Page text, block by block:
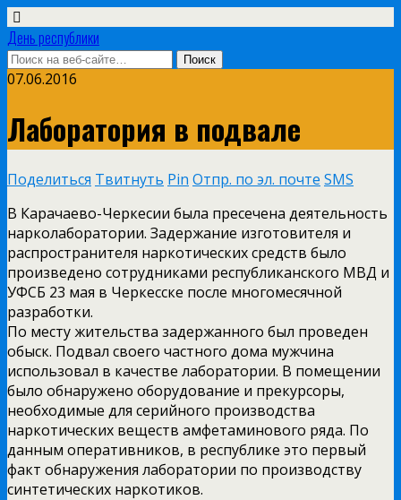
День республики
07.06.2016
Лаборатория в подвале
Поделиться Твитнуть Pin Отпр. по эл. почте SMS
В Карачаево-Черкесии была пресечена деятельность
нарколаборатории. Задержание изготовителя и
распространителя наркотических средств было
произведено сотрудниками республиканского МВД и
УФСБ 23 мая в Черкесске после многомесячной
разработки.
По месту жительства задержанного был проведен
обыск. Подвал своего частного дома мужчина
использовал в качестве лаборатории. В помещении
было обнаружено оборудование и прекурсоры,
необходимые для серийного производства
наркотических веществ амфетаминового ряда. По
данным оперативников, в республике это первый
факт обнаружения лаборатории по производству
синтетических наркотиков.